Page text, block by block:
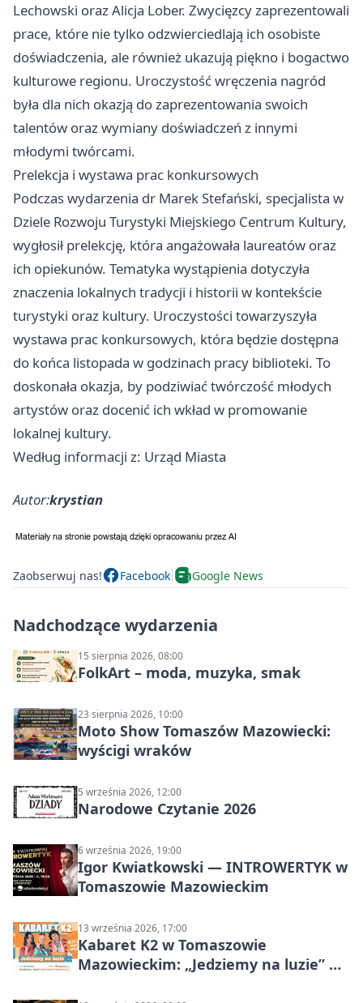
Lechowski oraz Alicja Lober. Zwycięzcy zaprezentowali
prace, które nie tylko odzwierciedlają ich osobiste
doświadczenia, ale również ukazują piękno i bogactwo
kulturowe regionu. Uroczystość wręczenia nagród
była dla nich okazją do zaprezentowania swoich
talentów oraz wymiany doświadczeń z innymi
młodymi twórcami.
Prelekcja i wystawa prac konkursowych
Podczas wydarzenia dr Marek Stefański, specjalista w
Dziele Rozwoju Turystyki Miejskiego Centrum Kultury,
wygłosił prelekcję, która angażowała laureatów oraz
ich opiekunów. Tematyka wystąpienia dotyczyła
znaczenia lokalnych tradycji i historii w kontekście
turystyki oraz kultury. Uroczystości towarzyszyła
wystawa prac konkursowych, która będzie dostępna
do końca listopada w godzinach pracy biblioteki. To
doskonała okazja, by podziwiać twórczość młodych
artystów oraz docenić ich wkład w promowanie
lokalnej kultury.
Według informacji z: Urząd Miasta
Autor:krystian
Zaobserwuj nas! Facebook Google News
Nadchodzące wydarzenia
15 sierpnia 2026, 08:00
FolkArt – moda, muzyka, smak
23 sierpnia 2026, 10:00
Moto Show Tomaszów Mazowiecki:
wyścigi wraków
5 września 2026, 12:00
Narodowe Czytanie 2026
6 września 2026, 19:00
Igor Kwiatkowski — INTROWERTYK w
Tomaszowie Mazowieckim
13 września 2026, 17:00
Kabaret K2 w Tomaszowie
Mazowieckim: „Jedziemy na luzie” w